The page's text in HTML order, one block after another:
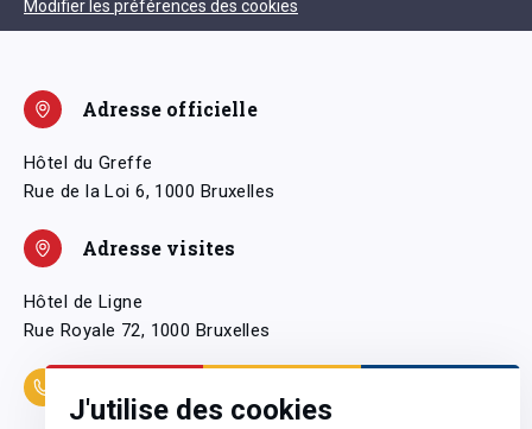
J'utilise des cookies
Modifier les préférences des cookies
Adresse officielle
Hôtel du Greffe
Rue de la Loi 6, 1000 Bruxelles
Adresse visites
Hôtel de Ligne
Rue Royale 72, 1000 Bruxelles